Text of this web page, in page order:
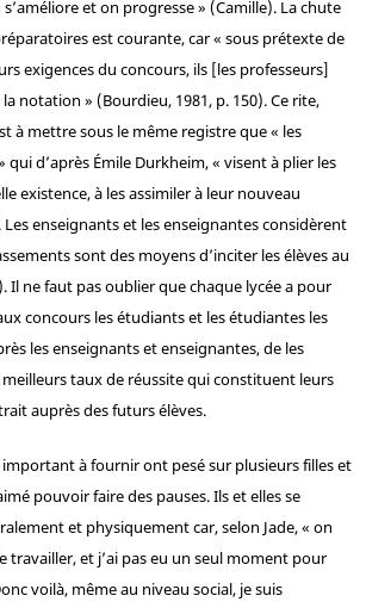
et on progresse » (Camille). La chute
est courante, car « sous prétexte de
exigences du concours, ils [les professeurs]
notation » (Bourdieu, 1981, p. 150). Ce rite,
à mettre sous le même registre que « les
d’après Émile Durkheim, « visent à plier les
existence, à les assimiler à leur nouveau
Les enseignants et les enseignantes considèrent
sont des moyens d’inciter les élèves au
Il ne faut pas oublier que chaque lycée a pour
concours les étudiants et les étudiantes les
les enseignants et enseignantes, de les
meilleurs taux de réussite qui constituent leurs
auprès des futurs élèves.
à fournir ont pesé sur plusieurs filles et
pouvoir faire des pauses. Ils et elles se
et physiquement car, selon Jade, « on
travailler, et j’ai pas eu un seul moment pour
voilà, même au niveau social, je suis